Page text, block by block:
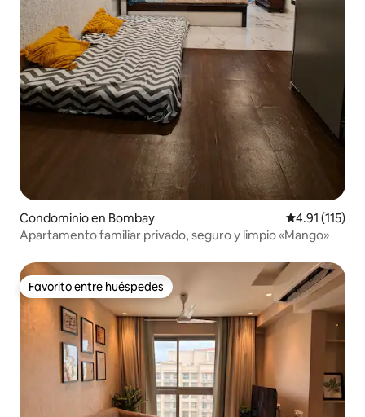
Condominio en Bombay Calificación
4.91 (115)
Apartamento familiar privado, seguro y limpio «Mango»
Favorito entre huéspedes
Favorito entre huéspedes